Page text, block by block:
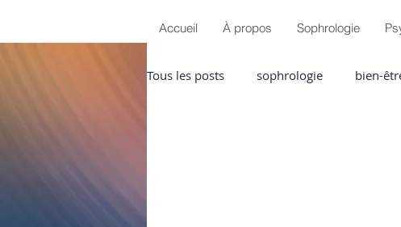
Accueil À propos Sophrologie
Tous les posts
sophrologie bien-